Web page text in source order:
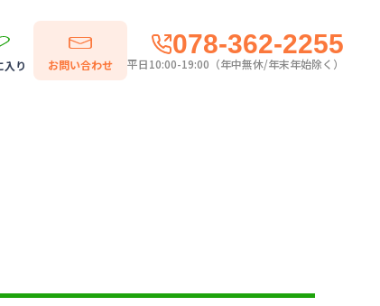
入り お問い合わせ
078-362-2255
平日10:00-19:00（年中無休/年末年始除く）